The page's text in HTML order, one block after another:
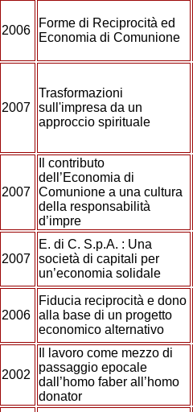
2006
Forme di Reciprocità ed
Economia di Comunione
2007
Trasformazioni
sull'impresa da un
approccio spirituale
2007
Il contributo
dell’Economia di
Comunione a una cultura
della responsabilità
d’impre
2007
E. di C. S.p.A. : Una
società di capitali per
un’economia solidale
2006
Fiducia reciprocità e dono
alla base di un progetto
economico alternativo
2002
Il lavoro come mezzo di
passaggio epocale
dall’homo faber all’homo
donator